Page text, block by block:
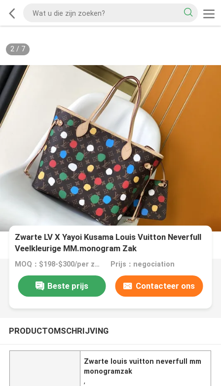
2/ 7
Zwarte LV X Yayoi Kusama Louis Vuitton Neverfull
Veelkleurige MM.monogram Zak
MOQ：$198-$300/per zak Prijs：negociation
Beste prijs Contacteer ons
PRODUCTOMSCHRIJVING
Zwarte louis vuitton neverfull mm
monogramzak
,